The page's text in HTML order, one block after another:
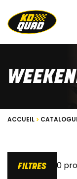
ACCUEIL
FILTRES 0